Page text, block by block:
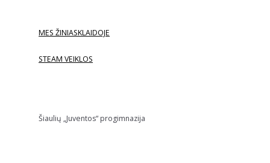
MES ŽINIASKLAIDOJE
STEAM VEIKLOS
Šiaulių „Juventos“ progimnazija